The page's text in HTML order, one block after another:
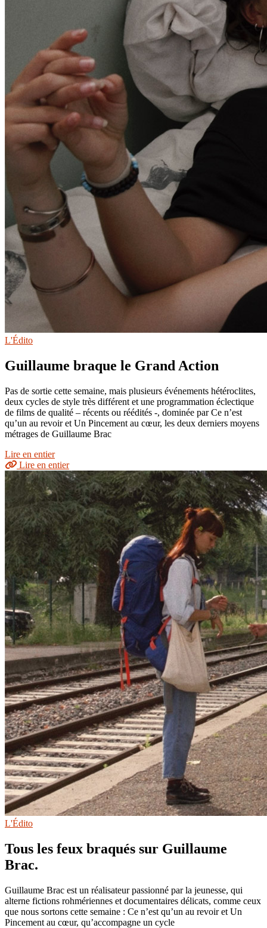
L'Édito
Guillaume braque le Grand Action
Pas de sortie cette semaine, mais plusieurs événements hétéroclites,
deux cycles de style très différent et une programmation éclectique
de films de qualité – récents ou réédités -, dominée par Ce n’est
qu’un au revoir et Un Pincement au cœur, les deux derniers moyens
métrages de Guillaume Brac
Lire en entier
Lire en entier
L'Édito
Tous les feux braqués sur Guillaume
Brac.
Guillaume Brac est un réalisateur passionné par la jeunesse, qui
alterne fictions rohmériennes et documentaires délicats, comme ceux
que nous sortons cette semaine : Ce n’est qu’un au revoir et Un
Pincement au cœur, qu’accompagne un cycle